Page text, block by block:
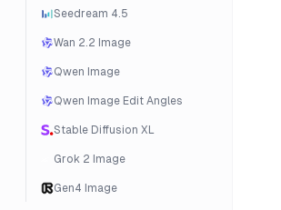
Seedream 4.5
Wan 2.2 Image
Qwen Image
Qwen Image Edit Angles
Stable Diffusion XL
Grok 2 Image
Gen4 Image